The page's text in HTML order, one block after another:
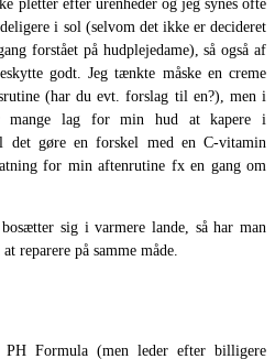
pletter efter urenheder og jeg synes ofte
i sol (selvom det ikke er decideret
forstået på hudplejedame), så også af
godt. Jeg tænkte måske en creme
(har du evt. forslag til en?), men i
lag for min hud at kapere i
det gøre en forskel med en C-vitamin
for min aftenrutine fx en gang om
sig i varmere lande, så har man
reparere på samme måde.
Formula (men leder efter billigere